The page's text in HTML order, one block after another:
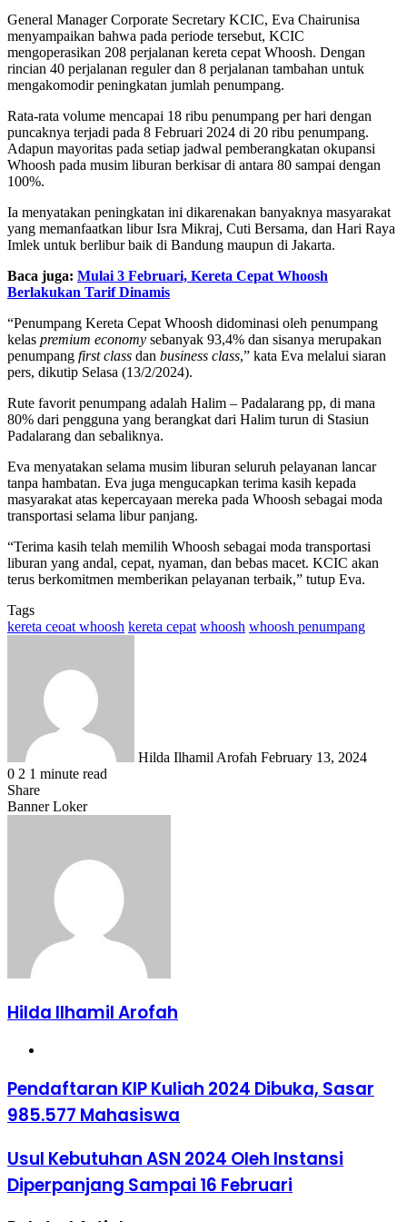
General Manager Corporate Secretary KCIC, Eva Chairunisa
menyampaikan bahwa pada periode tersebut, KCIC
mengoperasikan 208 perjalanan kereta cepat Whoosh. Dengan
rincian 40 perjalanan reguler dan 8 perjalanan tambahan untuk
mengakomodir peningkatan jumlah penumpang.
Rata-rata volume mencapai 18 ribu penumpang per hari dengan
puncaknya terjadi pada 8 Februari 2024 di 20 ribu penumpang.
Adapun mayoritas pada setiap jadwal pemberangkatan okupansi
Whoosh pada musim liburan berkisar di antara 80 sampai dengan
100%.
Ia menyatakan peningkatan ini dikarenakan banyaknya masyarakat
yang memanfaatkan libur Isra Mikraj, Cuti Bersama, dan Hari Raya
Imlek untuk berlibur baik di Bandung maupun di Jakarta.
Baca juga: Mulai 3 Februari, Kereta Cepat Whoosh
Berlakukan Tarif Dinamis
“Penumpang Kereta Cepat Whoosh didominasi oleh penumpang
kelas premium economy sebanyak 93,4% dan sisanya merupakan
penumpang first class dan business class,” kata Eva melalui siaran
pers, dikutip Selasa (13/2/2024).
Rute favorit penumpang adalah Halim – Padalarang pp, di mana
80% dari pengguna yang berangkat dari Halim turun di Stasiun
Padalarang dan sebaliknya.
Eva menyatakan selama musim liburan seluruh pelayanan lancar
tanpa hambatan. Eva juga mengucapkan terima kasih kepada
masyarakat atas kepercayaan mereka pada Whoosh sebagai moda
transportasi selama libur panjang.
“Terima kasih telah memilih Whoosh sebagai moda transportasi
liburan yang andal, cepat, nyaman, dan bebas macet. KCIC akan
terus berkomitmen memberikan pelayanan terbaik,” tutup Eva.
Tags
kereta ceoat whoosh kereta cepat whoosh whoosh penumpang
Hilda Ilhamil Arofah February 13, 2024
0 2 1 minute read
Share
Facebook
X
LinkedIn
WhatsApp
Share
Banner Loker
Hilda Ilhamil Arofah
Pendaftaran
KIP
Kuliah
Sasar
985.577
Mahasiswa
Pendaftaran KIP Kuliah 2024 Dibuka, Sasar
985.577 Mahasiswa
Usul
Kebutuhan
ASN
Oleh
Usul Kebutuhan ASN 2024 Oleh Instansi
Diperpanjang Sampai 16 Februari